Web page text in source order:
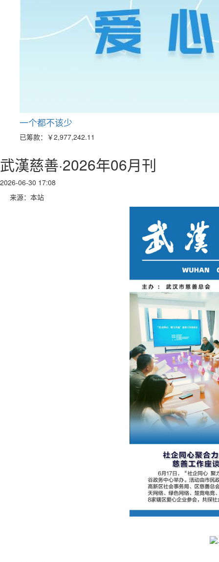
一个都不该少
已筹款： ￥2,977,242.11
武漢慈善·2026年06月刊
2026-06-30 17:08
来源：本站